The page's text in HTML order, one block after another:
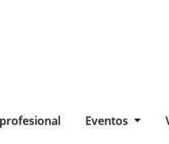
Eventos